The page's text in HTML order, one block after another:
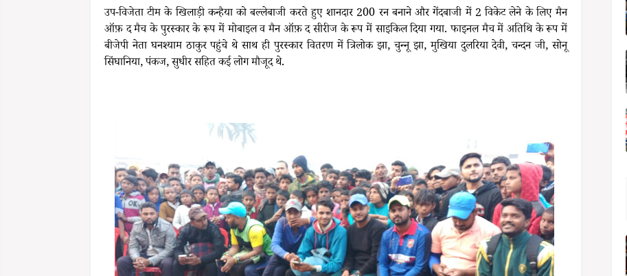
उप-विजेता टीम के खिलाड़ी कन्हैया को बल्लेबाजी करते हुए शानदार 200 रन बनाने और गेंदबाजी में 2 विकेट लेने के लिए मैन
ऑफ़ द मैच के पुरस्कार के रूप में मोबाइल व मैन ऑफ़ द सीरीज के रूप में साइकिल दिया गया. फाइनल मैच में अतिथि के रूप में
बीजेपी नेता घनश्याम ठाकुर पहुंचे थे साथ ही पुरस्कार वितरण में त्रिलोक झा, चुन्नू झा, मुखिया दुलरिया देवी, चन्दन जी, सोनू
सिंघानिया, पंकज, सुधीर सहित कई लोग मौजूद थे.